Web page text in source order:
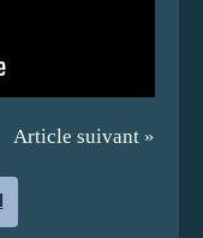
Article suivant »